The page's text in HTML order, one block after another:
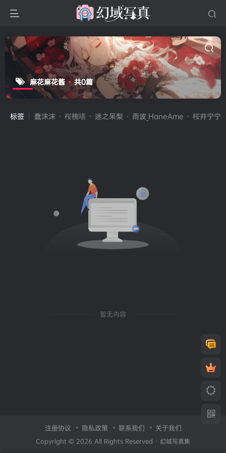
麻花麻花酱 共0篇
标签 蠢沫沫 桜桃喵 迷之呆梨 雨波_HaneAme 桜井宁宁(
暂无内容
注册协议 隐私政策 联系我们 关于我们
Copyright © 2026 All Rights Reserved · 幻域写真集